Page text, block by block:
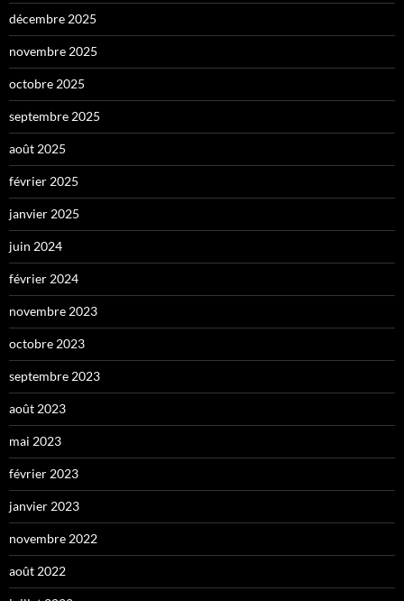
décembre 2025
novembre 2025
octobre 2025
septembre 2025
août 2025
février 2025
janvier 2025
juin 2024
février 2024
novembre 2023
octobre 2023
septembre 2023
août 2023
mai 2023
février 2023
janvier 2023
novembre 2022
août 2022